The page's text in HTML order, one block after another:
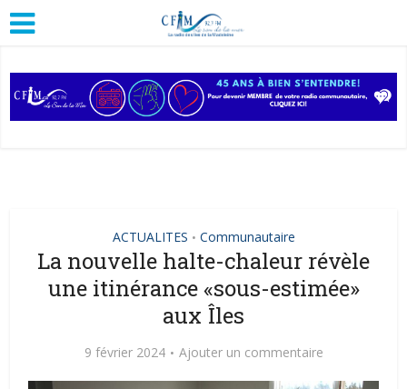
ACTUALITES • Communautaire
La nouvelle halte-chaleur révèle
une itinérance «sous-estimée»
aux Îles
9 février 2024 Ajouter un commentaire